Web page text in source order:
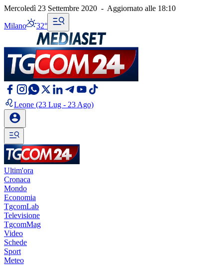
Mercoledì 23 Settembre 2020 - Aggiornato alle 18:10
Milano 32°
Leone (23 Lug - 23 Ago)
Ultim'ora
Cronaca
Mondo
Economia
TgcomLab
Televisione
TgcomMag
Video
Schede
Sport
Meteo